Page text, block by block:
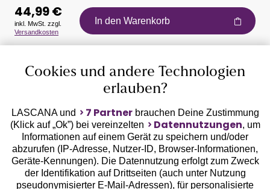
Auszeichnungen
Geprüfte Sicherheit
44,99 €
inkl. MwSt. zzgl.
Versandkosten
In den Warenkorb
Cookies und andere Technologien
erlauben?
LASCANA und 7 Partnerbrauchen Deine Zustimmung
(Klick auf „Ok”) bei vereinzelten
Datennutzungen, um
Informationen auf einem Gerät zu speichern und/oder
abzurufen (IP-Adresse, Nutzer-ID, Browser-Informationen,
Geräte-Kennungen). Die Datennutzung erfolgt zum Zweck
der Identifikation auf Drittseiten (auch unter Nutzung
pseudonymisierter E-Mail-Adressen), für personalisierte